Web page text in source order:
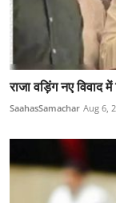
राजा वड़िंग नए विवाद
SaahasSamachar Aug 6,